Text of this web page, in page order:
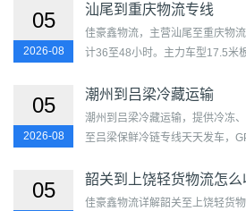
透明...
05
2026-08
汕尾到重庆物流专线
佳豪鑫物流，主营汕尾至重庆物
计36至48小时。主力车型17.5米
区、涪...
05
2026-08
潮州到吕梁冷藏运输
潮州到吕梁冷藏运输，提供冷冻
至吕梁保鲜冷链专线天天发车，
05 韶关到上饶轻货物流怎么
佳豪鑫物流详解韶关至上饶轻货